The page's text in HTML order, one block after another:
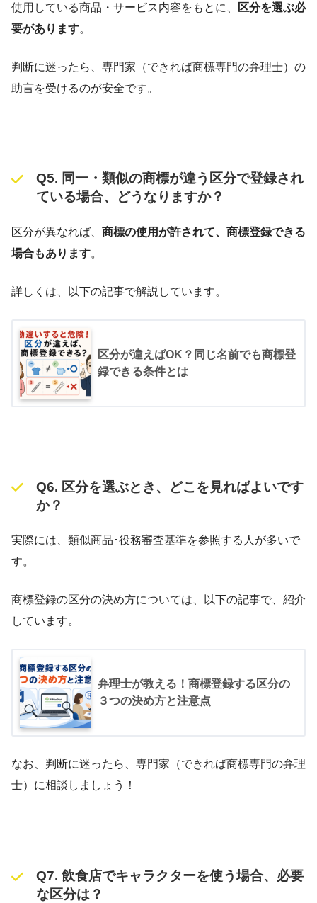
使用している商品・サービス内容をもとに、
区分を選ぶ必
要があります。
判断に迷ったら、専門家（できれば商標専門の弁理士）の
助言を受けるのが安全です。
Q5. 同一・類似の商標が違う区分で登録され
ている場合、どうなりますか？
区分が異なれば、 商標の使用が許されて、商標登録できる
場合もあります。
詳しくは、以下の記事で解説しています。
区分が違えばOK？同じ名前でも商標登
録できる条件とは
Q6. 区分を選ぶとき、どこを見ればよいです
か？
実際には、類似商品･役務審査基準を参照する人が多いで
す。
商標登録の区分の決め方については、以下の記事で、紹介
しています。
弁理士が教える！商標登録する区分の
３つの決め方と注意点
なお、判断に迷ったら、専門家（できれば商標専門の弁理
士）に相談しましょう！
Q7. 飲食店でキャラクターを使う場合、必要
な区分は？